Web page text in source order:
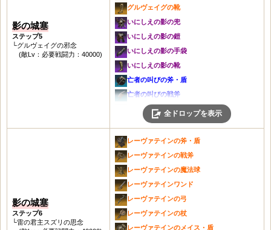
古城の角笛
黄金の印章
黄金の印章の欠片
黄金遺物コイン
遺物コインの欠片
影の城塞1移動石：塁壁
影の城塞2移動石：望楼
城塞のハープ
信仰のハープ
冒険者のハープ
灰色のハープ
亡者の叫びのハープ
銅の腕輪
銅装飾のベルト
汚染された石の角笛
古城の角笛
黄金の印章
黄金の印章の欠片
黄金遺物コイン
信仰の弓
冒険者の短剣
信仰の短剣
冒険者の杖
信仰の杖
冒険者のメイス・盾
信仰のメイス・盾
冒険者の槍・盾
信仰の槍・盾
城塞の鎧
荒地の手袋
荒地の靴
魔力の首飾り
見習い治癒士の首飾り
灰色の耳飾り
灰色の腕輪
城塞の腕輪
灰色の指輪
灰色のレザーベルト
マンモスの角笛
冒険者の斧・盾
信仰の斧・盾
冒険者の大剣
信仰の大剣
冒険者の魔法球
城塞の弓
灰色の短剣
城塞の短剣
灰色の杖
城塞の杖
灰色のメイス・盾
城塞のメイス・盾
灰色の槍・盾
灰色の双斧
城塞の兜
灰色の鎧
城塞の鎧
荒地の手袋
荒地の靴
魔力の首飾り
灰色の槍・盾
城塞の槍・盾
灰色の双斧
城塞の双斧
灰色の兜
城塞の兜
城塞の鎧
荒地の手袋
荒地の靴
魔力の首飾り
見習い治癒士の首飾り
灰色の耳飾り
灰色の腕輪
城塞の腕輪
灰色の弓
城塞の弓
城塞の短剣
灰色の杖
城塞の杖
灰色のメイス・盾
城塞のメイス・盾
灰色の槍・盾
ヤールンの弓
亡者の叫びの短剣
ヤールンの短剣
亡者の叫びの杖
ヤールンの杖
亡者の叫びのメイス・盾
ヤールンのメイス・盾
亡者の叫びの槍・盾
ヤールンの槍・盾
影の城塞
ステップ5
└グルヴェイグの邪念
(敵Lv：必要戦闘力：40000)
グルヴェイグの靴
いにしえの影の兜
いにしえの影の鎧
いにしえの影の手袋
いにしえの影の靴
亡者の叫びの斧・盾
亡者の叫びの戦斧
亡者の叫びの魔法球
亡者の叫びのワンド
亡者の叫びの弓
亡者の叫びの短剣
亡者の叫びの杖
亡者の叫びのメイス・盾
亡者の叫びの槍・盾
亡者の叫びの双斧
冬の兜
全ドロップを表示
影の城塞
ステップ6
└雷の君主スズリの思念
レーヴァテインの斧・盾
レーヴァテインの戦斧
レーヴァテインの魔法球
レーヴァテインワンド
レーヴァテインの弓
レーヴァテインの杖
レーヴァテインのメイス・盾